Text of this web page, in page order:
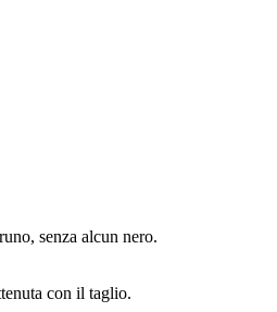
senza alcun nero.
con il taglio.